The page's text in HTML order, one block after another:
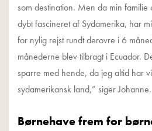
som destination. Men da min
dybt fascineret af Sydamerika, har
for nylig rejst rundt derovre i 6
månederne blev tilbragt i Ecuador.
sparre med hende, da jeg altid har
sydamerikansk land,” siger Johanne.
Børnehave frem for